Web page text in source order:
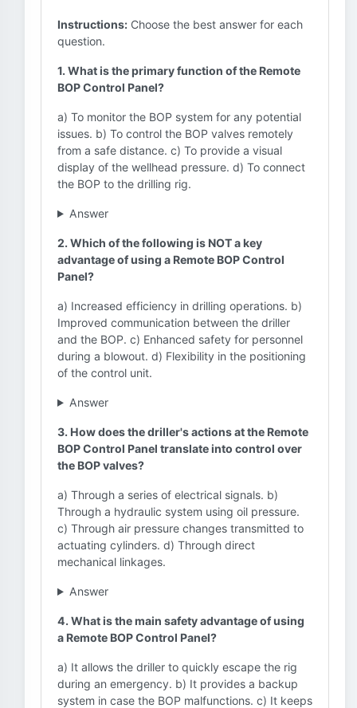
Instructions: Choose the best answer for each
question.
1. What is the primary function of the Remote
BOP Control Panel?
a) To monitor the BOP system for any potential
issues. b) To control the BOP valves remotely
from a safe distance. c) To provide a visual
display of the wellhead pressure. d) To connect
the BOP to the drilling rig.
Answer
2. Which of the following is NOT a key
advantage of using a Remote BOP Control
Panel?
a) Increased efficiency in drilling operations. b)
Improved communication between the driller
and the BOP. c) Enhanced safety for personnel
during a blowout. d) Flexibility in the positioning
of the control unit.
Answer
3. How does the driller's actions at the Remote
BOP Control Panel translate into control over
the BOP valves?
a) Through a series of electrical signals. b)
Through a hydraulic system using oil pressure.
c) Through air pressure changes transmitted to
actuating cylinders. d) Through direct
mechanical linkages.
Answer
4. What is the main safety advantage of using
a Remote BOP Control Panel?
a) It allows the driller to quickly escape the rig
during an emergency. b) It provides a backup
system in case the BOP malfunctions. c) It keeps